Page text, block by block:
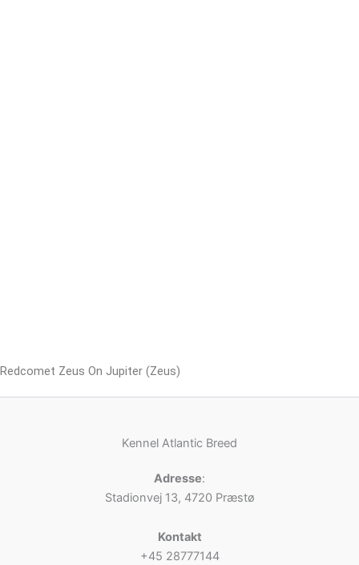
Redcomet Zeus On Jupiter (Zeus)
Kennel Atlantic Breed
Adresse:
Stadionvej 13, 4720 Præstø
Kontakt
+45 28777144